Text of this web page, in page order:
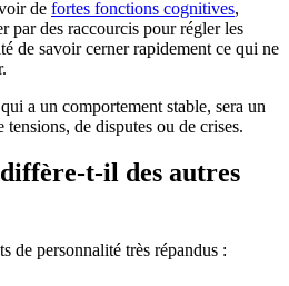
de fortes fonctions cognitives,
par des raccourcis pour régler les
de savoir cerner rapidement ce qui ne
a un comportement stable, sera un
de disputes ou de crises.
t-il des autres
de personnalité très répandus :